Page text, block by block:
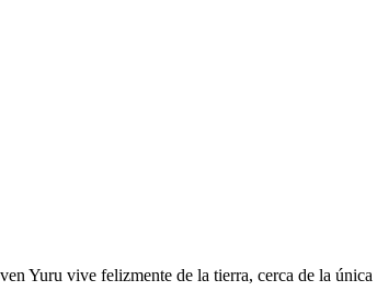
Yuru vive felizmente de la tierra, cerca de la